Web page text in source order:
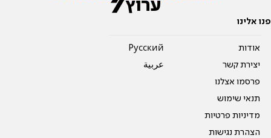
פנו אלינו
אודות
יצירת קשר
פרסמו אצלנו
תנאי שימוש
מדיניות פרטיות
הצהרת נגישות
Pусский
عربية